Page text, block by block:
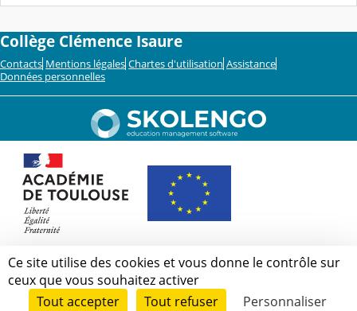
Collège Clémence Isaure
Contacts Mentions légales Chartes d'utilisation Assistance
Données personnelles
Ce site utilise des cookies et vous donne le contrôle sur
ceux que vous souhaitez activer
Tout accepter
Tout refuser Personnaliser